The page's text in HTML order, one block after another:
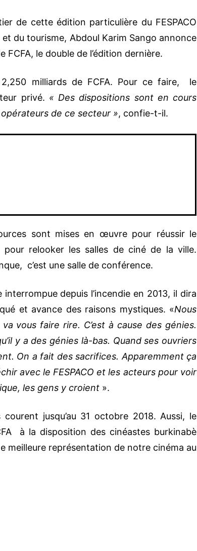
de cette édition particulière du FESPACO
du tourisme, Abdoul Karim Sango annonce
FCFA, le double de l’édition dernière.
milliards de FCFA. Pour ce faire, le
privé. « Des dispositions sont en cours
de ce secteur », confie-t-il.
sont mises en œuvre pour réussir le
relooker les salles de ciné de la ville.
c’est une salle de conférence.
depuis l’incendie en 2013, il dira
et avance des raisons mystiques. «Nous
vous faire rire. C’est à cause des génies.
y a des génies là-bas. Quand ses ouvriers
On a fait des sacrifices. Apparemment ça
avec le FESPACO et les acteurs pour voir
les gens y croient ».
jusqu’au 31 octobre 2018. Aussi, le
à la disposition des cinéastes burkinabè
meilleure représentation de notre cinéma au